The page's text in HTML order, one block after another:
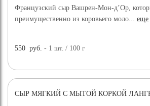
Французский сыр Вашрен-Мон-д’Ор,
преимущественно из коровьего моло...еще
550 руб. - 1шт. / 100г
СЫР МЯГКИЙ С МЫТОЙ КОРКОЙ